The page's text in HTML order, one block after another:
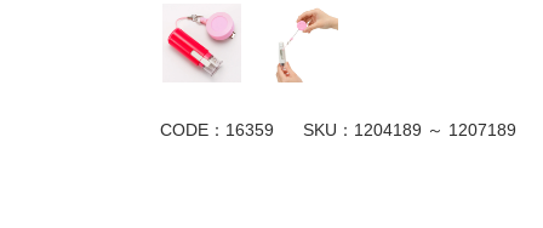
CODE：16359 SKU： 1204189 ～ 1207189